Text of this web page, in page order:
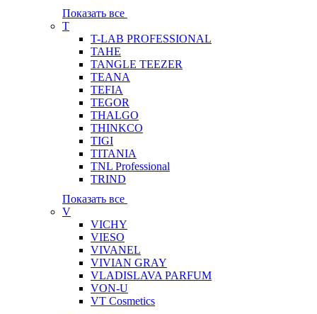
Показать все
T
T-LAB PROFESSIONAL
TAHE
TANGLE TEEZER
TEANA
TEFIA
TEGOR
THALGO
THINKCO
TIGI
TITANIA
TNL Professional
TRIND
Показать все
V
VICHY
VIESO
VIVANEL
VIVIAN GRAY
VLADISLAVA PARFUM
VON-U
VT Cosmetics